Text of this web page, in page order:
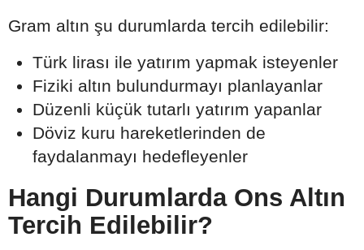
Gram altın şu durumlarda tercih edilebilir:
Türk lirası ile yatırım yapmak isteyenler
Fiziki altın bulundurmayı planlayanlar
Düzenli küçük tutarlı yatırım yapanlar
Döviz kuru hareketlerinden de
faydalanmayı hedefleyenler
Hangi Durumlarda Ons Altın
Tercih Edilebilir?